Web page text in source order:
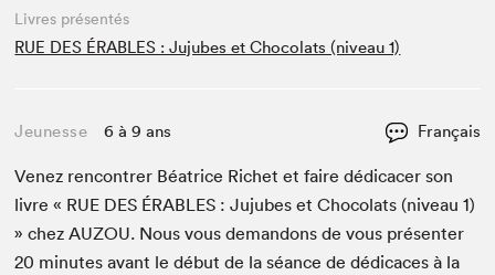
Livres présentés
RUE DES ÉRABLES : Jujubes et Chocolats (niveau 1)
Jeunesse 6 à 9 ans Français
Venez ren­con­tr­er Béa­trice Richet et faire dédi­cac­er son
livre « RUE DES ÉRABLES : Jujubes et Choco­lats (niveau1)
» chezAUZOU. Nous vous deman­dons de vous présen­ter
20 min­utes avant le début de la séance de dédi­caces à la